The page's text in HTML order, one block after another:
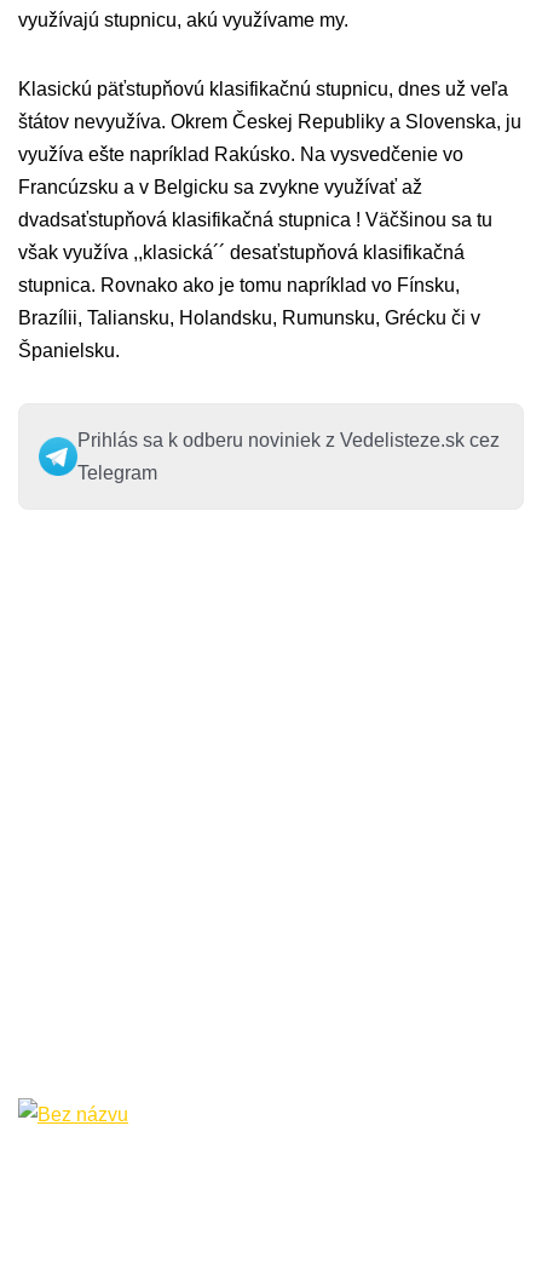
využívajú stupnicu, akú využívame my.
Klasickú päťstupňovú klasifikačnú stupnicu, dnes už veľa
štátov nevyužíva. Okrem Českej Republiky a Slovenska, ju
využíva ešte napríklad Rakúsko. Na vysvedčenie vo
Francúzsku a v Belgicku sa zvykne využívať až
dvadsaťstupňová klasifikačná stupnica ! Väčšinou sa tu
však využíva ,,klasická´´ desaťstupňová klasifikačná
stupnica. Rovnako ako je tomu napríklad vo Fínsku,
Brazílii, Taliansku, Holandsku, Rumunsku, Grécku či v
Španielsku.
Prihlás sa k odberu noviniek z Vedelisteze.sk cez
Telegram